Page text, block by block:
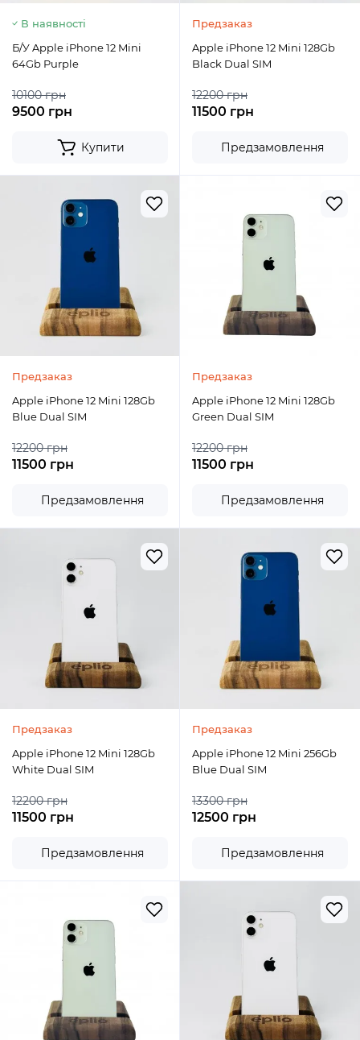
В наявності
Б/У Apple iPhone 12 Mini
64Gb Purple
10100 грн
9500 грн
Купити
Предзаказ
Apple iPhone 12 Mini 128Gb
Black Dual SIM
12200 грн
11500 грн
Предзамовлення
Предзаказ
Apple iPhone 12 Mini 128Gb
Blue Dual SIM
12200 грн
11500 грн
Предзамовлення
Предзаказ
Apple iPhone 12 Mini 128Gb
Green Dual SIM
12200 грн
11500 грн
Предзамовлення
Предзаказ
Apple iPhone 12 Mini 128Gb
White Dual SIM
12200 грн
11500 грн
Предзамовлення
Предзаказ
Apple iPhone 12 Mini 256Gb
Blue Dual SIM
13300 грн
12500 грн
Предзамовлення